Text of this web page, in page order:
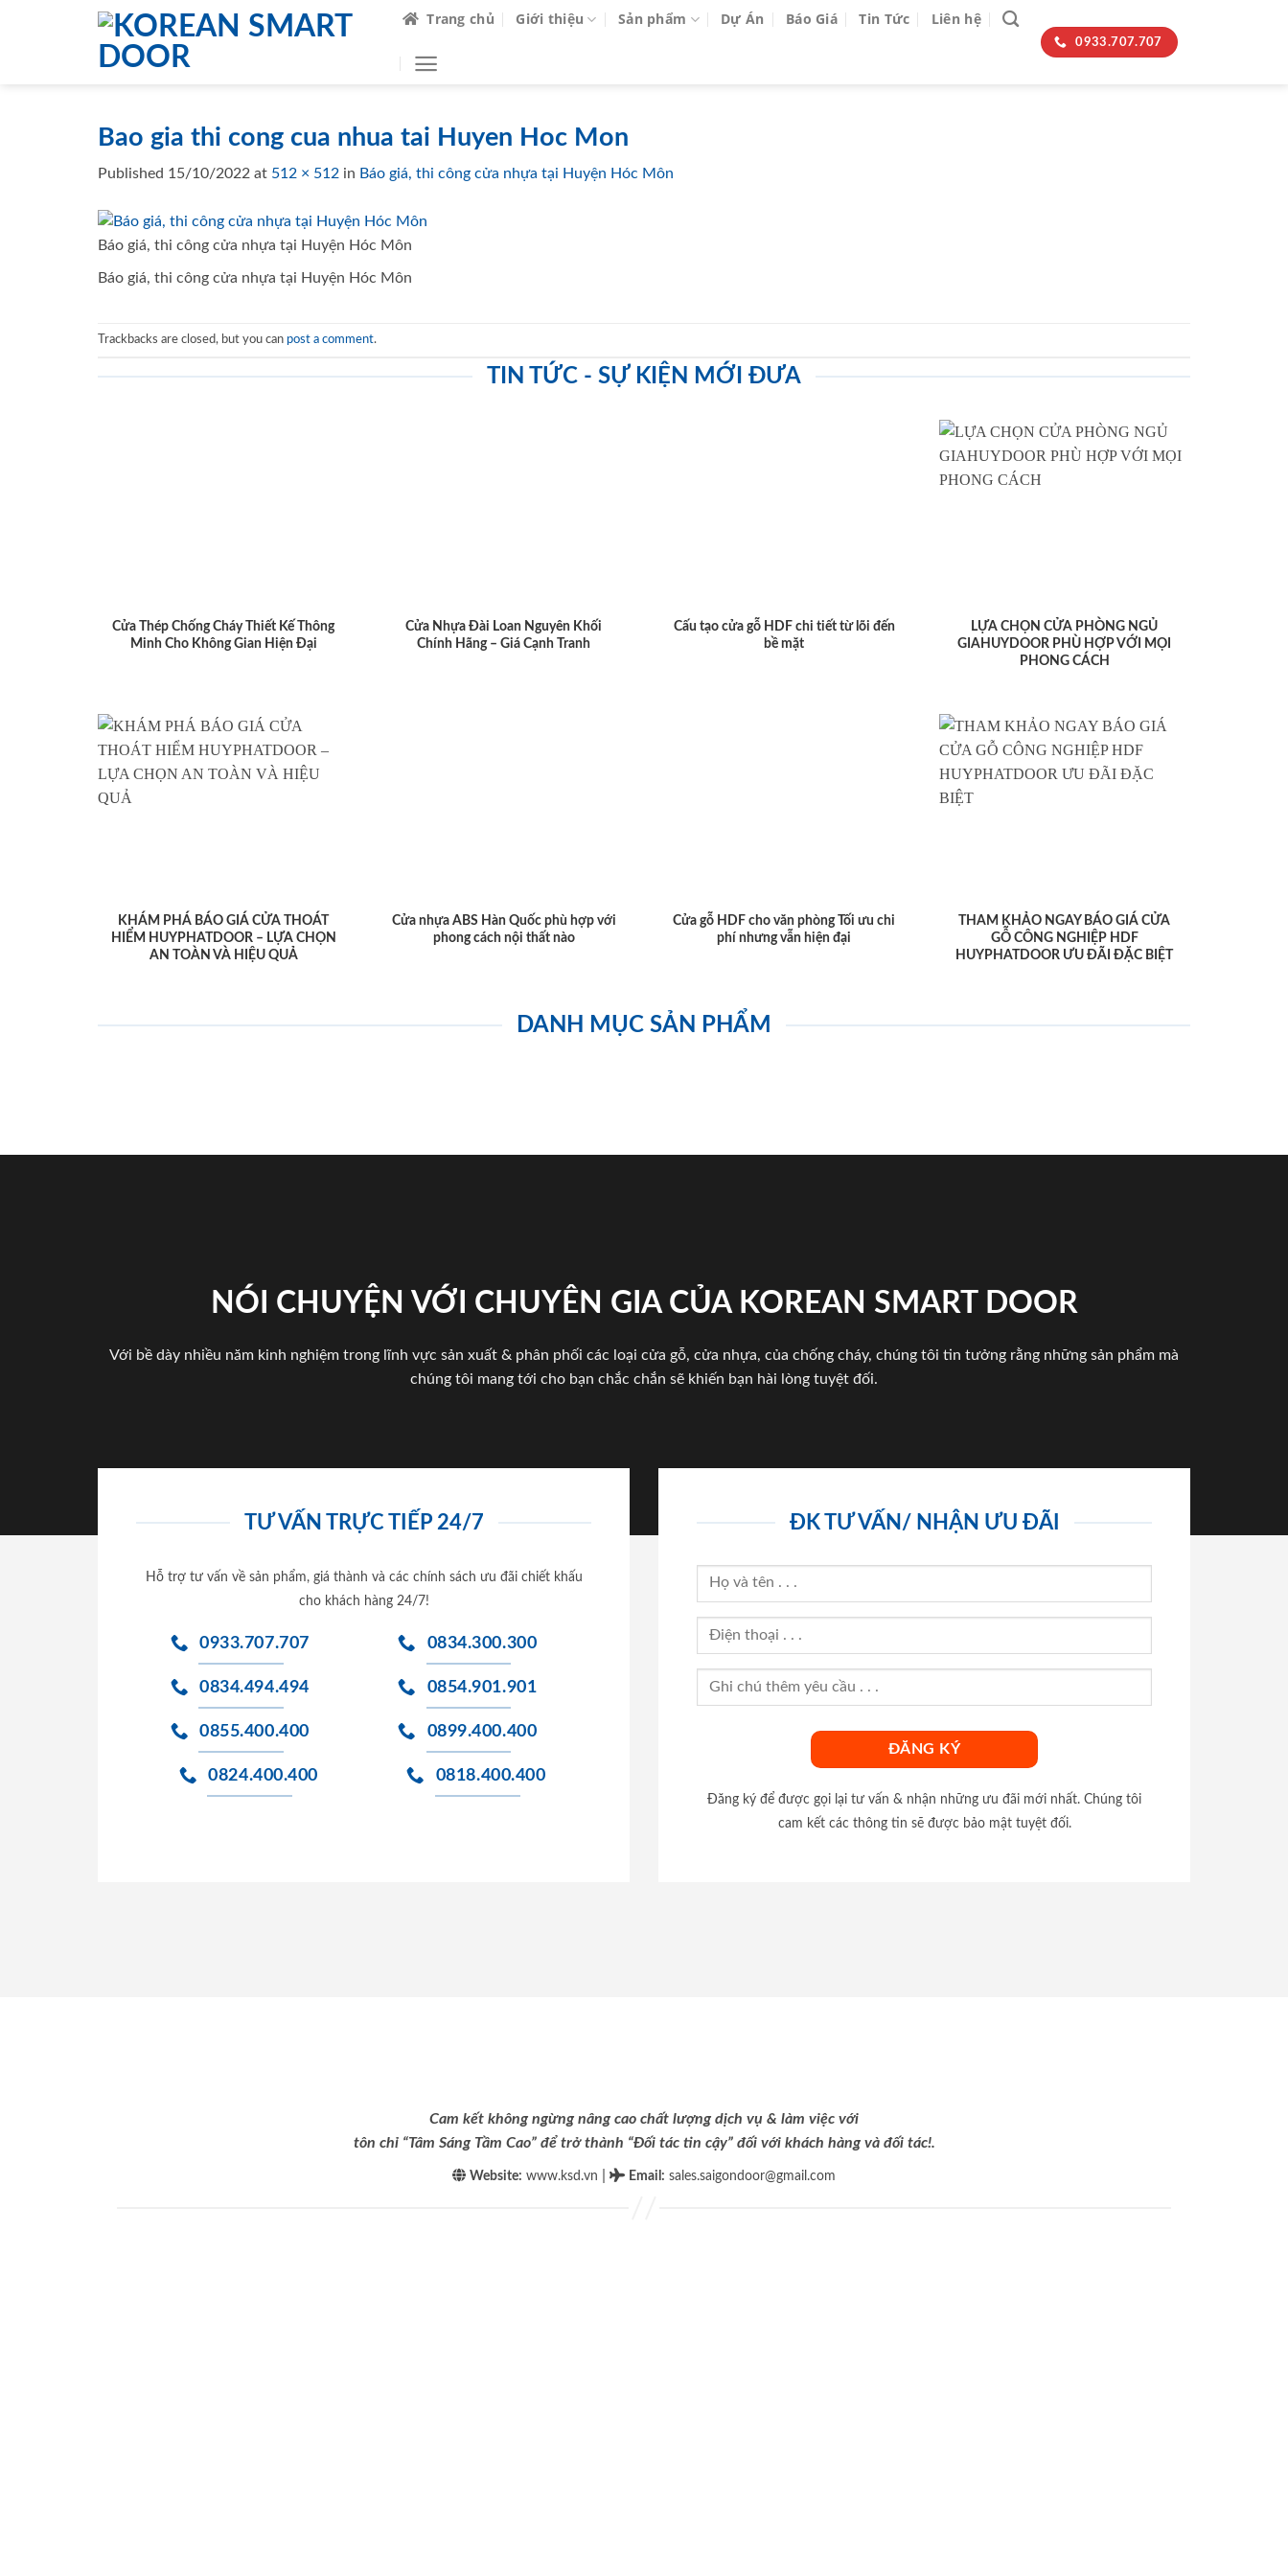
Trang chủ Giới thiệu Sản phẩm Dự Án Báo Giá Tin Tức Liên hệ
0933.707.707
Bao gia thi cong cua nhua tai Huyen Hoc Mon
Published 15/10/2022 at 512 × 512 in Báo giá, thi công cửa nhựa tại Huyện Hóc Môn
Báo giá, thi công cửa nhựa tại Huyện Hóc Môn
Báo giá, thi công cửa nhựa tại Huyện Hóc Môn
Trackbacks are closed, but you can post a comment.
TIN TỨC - SỰ KIỆN MỚI ĐƯA
Cửa Thép Chống Cháy Thiết Kế Thông
Minh Cho Không Gian Hiện Đại
Cửa Nhựa Đài Loan Nguyên Khối
Chính Hãng – Giá Cạnh Tranh
Cấu tạo cửa gỗ HDF chi tiết từ lõi đến
bề mặt
LỰA CHỌN CỬA PHÒNG NGỦ
GIAHUYDOOR PHÙ HỢP VỚI MỌI
PHONG CÁCH
KHÁM PHÁ BÁO GIÁ CỬA THOÁT
HIỂM HUYPHATDOOR – LỰA CHỌN
AN TOÀN VÀ HIỆU QUẢ
Cửa nhựa ABS Hàn Quốc phù hợp với
phong cách nội thất nào
Cửa gỗ HDF cho văn phòng Tối ưu chi
phí nhưng vẫn hiện đại
THAM KHẢO NGAY BÁO GIÁ CỬA
GỖ CÔNG NGHIỆP HDF
HUYPHATDOOR ƯU ĐÃI ĐẶC BIỆT
DANH MỤC SẢN PHẨM
NÓI CHUYỆN VỚI CHUYÊN GIA CỦA KOREAN SMART DOOR
Với bề dày nhiều năm kinh nghiệm trong lĩnh vực sản xuất & phân phối các loại cửa gỗ, cửa nhựa, của chống cháy, chúng tôi tin tưởng rằng những sản phẩm mà
chúng tôi mang tới cho bạn chắc chắn sẽ khiến bạn hài lòng tuyệt đối.
TƯ VẤN TRỰC TIẾP 24/7
Hỗ trợ tư vấn về sản phẩm, giá thành và các chính sách ưu đãi chiết khấu
cho khách hàng 24/7!
0933.707.707
0834.494.494
0855.400.400
0824.400.400
0834.300.300
0854.901.901
0899.400.400
0818.400.400
ĐK TƯ VẤN/ NHẬN ƯU ĐÃI
Đăng ký để được gọi lại tư vấn & nhận những ưu đãi mới nhất. Chúng tôi
cam kết các thông tin sẽ được bảo mật tuyệt đối.
Cam kết không ngừng nâng cao chất lượng dịch vụ & làm việc với
tôn chỉ “Tâm Sáng Tầm Cao” để trở thành “Đối tác tin cậy” đối với khách hàng và đối tác!.
Website: www.ksd.vn Email : sales.saigondoor@gmail.com